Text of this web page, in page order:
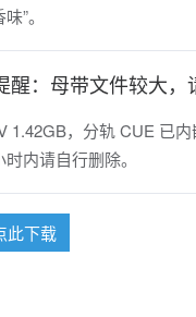
”。
醒：母带文件较大，
1.42GB，分轨 CUE 已
内请自行删除。
此下载